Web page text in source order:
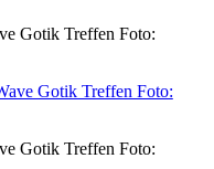
Gotik Treffen Foto:
Gotik Treffen Foto: